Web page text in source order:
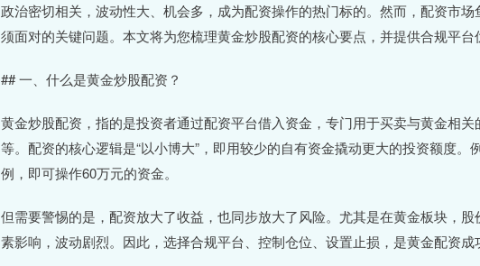
政治密切相关，波动性大、机会多，成为配资操作的热门标的。然而，配资市
须面对的关键问题。本文将为您梳理黄金炒股配资的核心要点，并提供合规平台
## 一、什么是黄金炒股配资？
黄金炒股配资，指的是投资者通过配资平台借入资金，专门用于买卖与黄金相
等。配资的核心逻辑是“以小博大”，即用较少的自有资金撬动更大的投资额度
例，即可操作60万元的资金。
但需要警惕的是，配资放大了收益，也同步放大了风险。尤其是在黄金板块，
素影响，波动剧烈。因此，选择合规平台、控制仓位、设置止损，是黄金配资成